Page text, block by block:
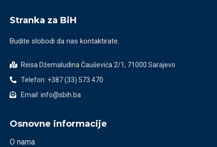
Stranka za BiH
Budite slobodi da nas kontaktirate.
Reisa Džemaludina Čauševića 2/1, 71000 Sarajevo
Telefon: +387 (33) 573 470
Email: info@sbih.ba
Osnovne informacije
O nama